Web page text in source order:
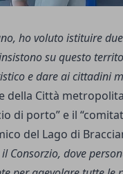
ho voluto istituire
su questo
e dare ai cittadini
della Città
di porto” e il
del Lago di
Consorzio, dove